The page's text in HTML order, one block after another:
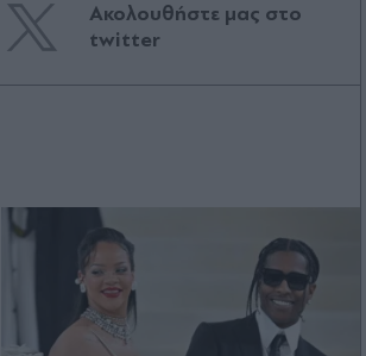
Ακολουθήστε μας στο
twitter